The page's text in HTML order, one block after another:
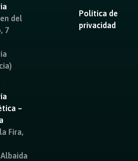
del
7
–
Fira,
Política de
privacidad